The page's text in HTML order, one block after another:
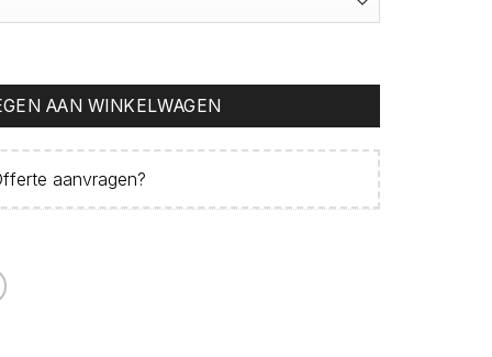
AAN WINKELWAGEN
aanvragen?